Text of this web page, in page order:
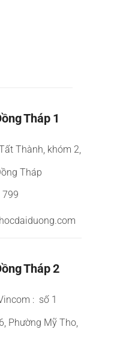
Tháp 1
Thành, khóm 2,
Tháp
799
Tháp 2
: số 1
Phường Mỹ Tho,